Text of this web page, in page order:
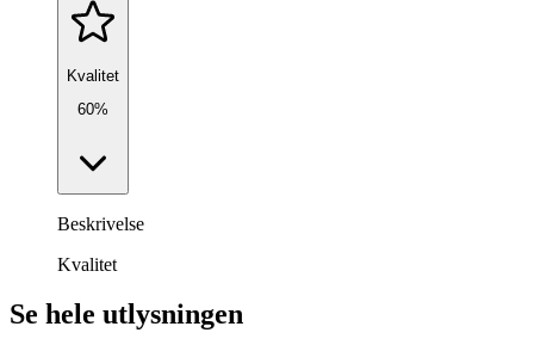
Kvalitet
60%
Beskrivelse
Kvalitet
Se hele utlysningen